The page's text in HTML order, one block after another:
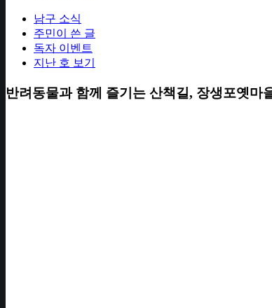
남구 소식
주민이 쓴 글
독자 이벤트
지난 호 보기
반려동물과 함께 즐기는 산책길, 장생포옛마